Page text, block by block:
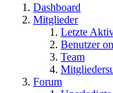
Dashboard
Mitglieder
Letzte
Benutzer
Team
Forum